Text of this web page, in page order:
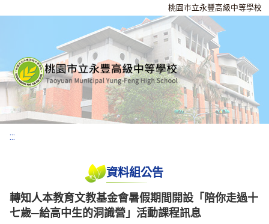
桃園市立永豐高級中等學校
:::
資料組公告
轉知人本教育文教基金會暑假期間開設「陪你走過十
七歲─給高中生的洞識營」活動課程訊息